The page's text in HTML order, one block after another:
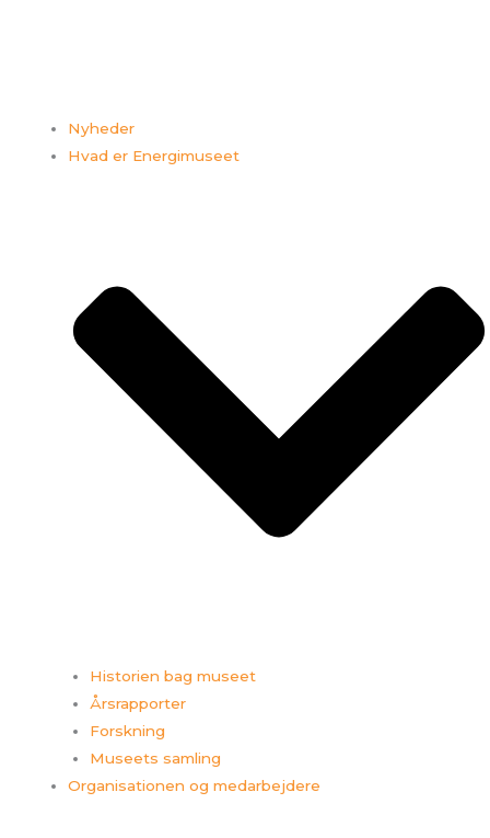
Nyheder
Hvad er Energimuseet
Historien bag museet
Årsrapporter
Forskning
Museets samling
Organisationen og medarbejdere